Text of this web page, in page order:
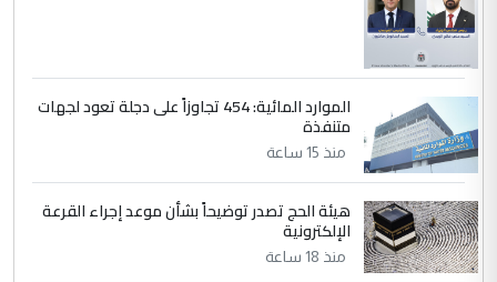
الموارد المائية: 454 تجاوزاً على دجلة تعود لجهات
متنفذة
منذ 15 ساعة
هيئة الحج تصدر توضيحاً بشأن موعد إجراء القرعة
الإلكترونية
منذ 18 ساعة